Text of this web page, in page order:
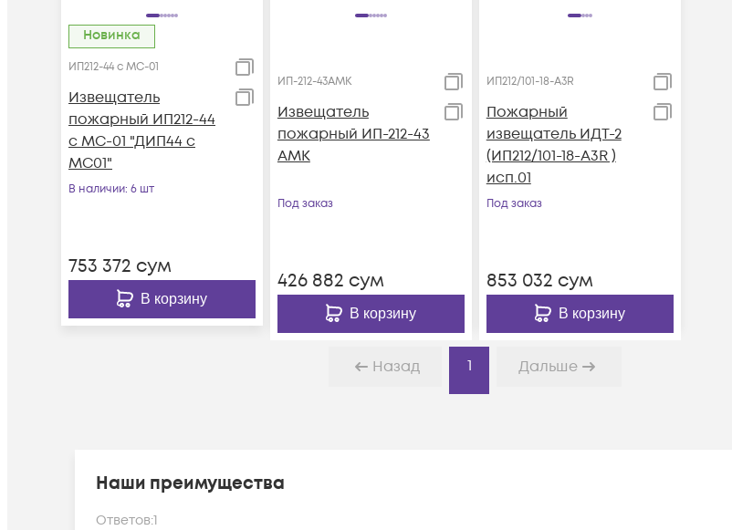
Новинка
ИП212-44 с МС-01
Извещатель
пожарный ИП212-44
с МС-01 "ДИП44 с
МС01"
В наличии: 6 шт
753 372 сум
В корзину
ИП-212-43АМК
Извещатель
пожарный ИП-212-43
АМК
Под заказ
426 882 сум
В корзину
ИП212/101-18-А3R
Пожарный
извещатель ИДТ-2
(ИП212/101-18-А3R )
исп.01
Под заказ
853 032 сум
В корзину
Назад 1 Дальше
Наши преимущества
Ответов:1